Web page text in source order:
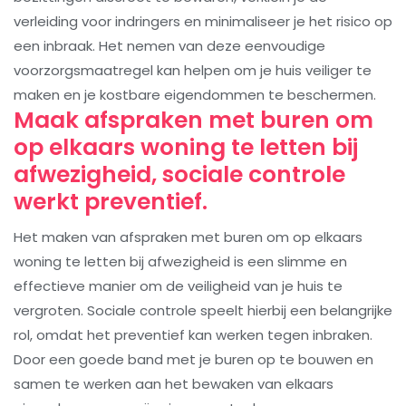
verleiding voor indringers en minimaliseer je het risico op
een inbraak. Het nemen van deze eenvoudige
voorzorgsmaatregel kan helpen om je huis veiliger te
maken en je kostbare eigendommen te beschermen.
Maak afspraken met buren om
op elkaars woning te letten bij
afwezigheid, sociale controle
werkt preventief.
Het maken van afspraken met buren om op elkaars
woning te letten bij afwezigheid is een slimme en
effectieve manier om de veiligheid van je huis te
vergroten. Sociale controle speelt hierbij een belangrijke
rol, omdat het preventief kan werken tegen inbraken.
Door een goede band met je buren op te bouwen en
samen te werken aan het bewaken van elkaars